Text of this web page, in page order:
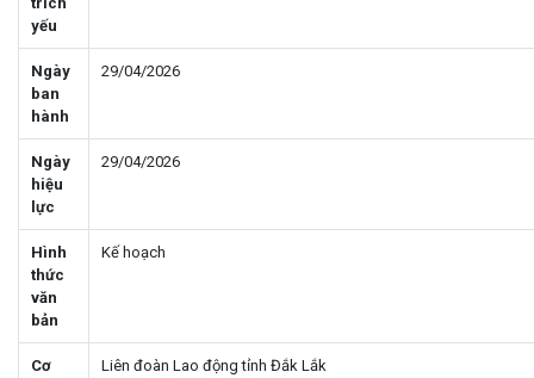
yếu
Ngày
ban
hành
29/04/2026
Ngày
hiệu
lực
29/04/2026
Hình
thức
văn
bản
Kế hoạch
Cơ
Liên đoàn Lao động tỉnh Đắk Lắk